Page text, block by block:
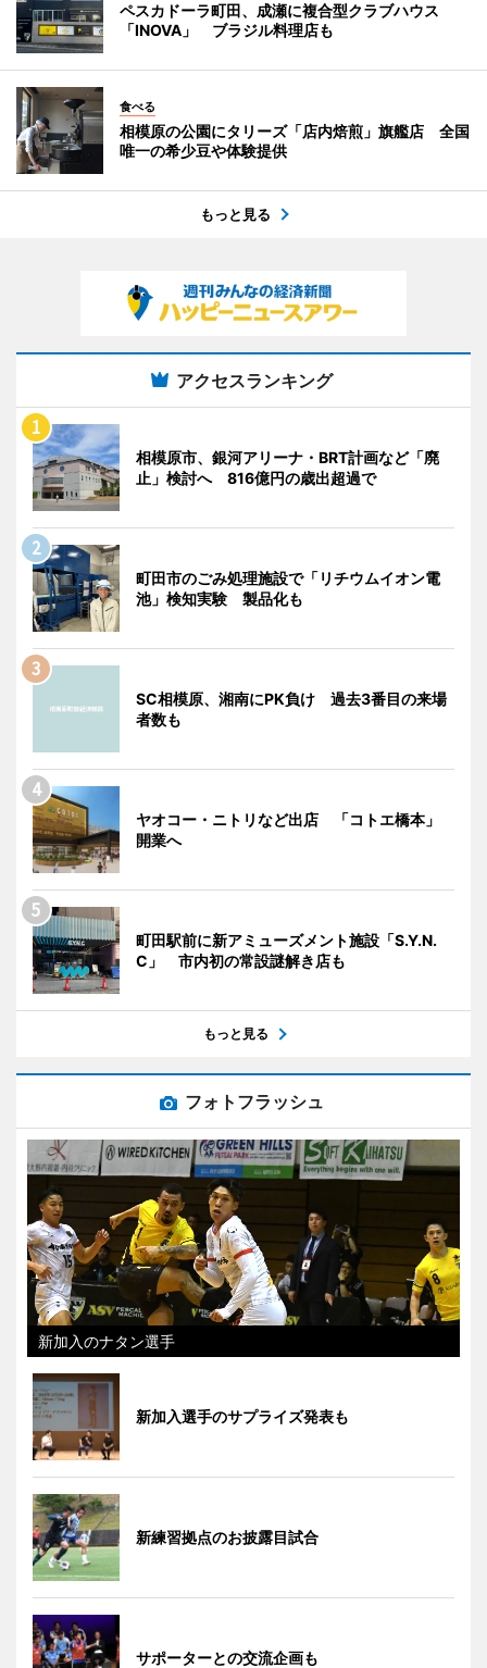
ペスカドーラ町田、成瀬に複合型クラブハウス
「INOVA」 ブラジル料理店も
食べる
相模原の公園にタリーズ「店内焙煎」旗艦店 全国
唯一の希少豆や体験提供
もっと見る
アクセスランキング
相模原市、銀河アリーナ・BRT計画など「廃
止」検討へ 816億円の歳出超過で
町田市のごみ処理施設で「リチウムイオン電
池」検知実験 製品化も
SC相模原、湘南にPK負け 過去3番目の来場
者数も
ヤオコー・ニトリなど出店 「コトエ橋本」
開業へ
町田駅前に新アミューズメント施設「S.Y.N.
C」 市内初の常設謎解き店も
もっと見る
フォトフラッシュ
新加入のナタン選手
新加入選手のサプライズ発表も
新練習拠点のお披露目試合
サポーターとの交流企画も